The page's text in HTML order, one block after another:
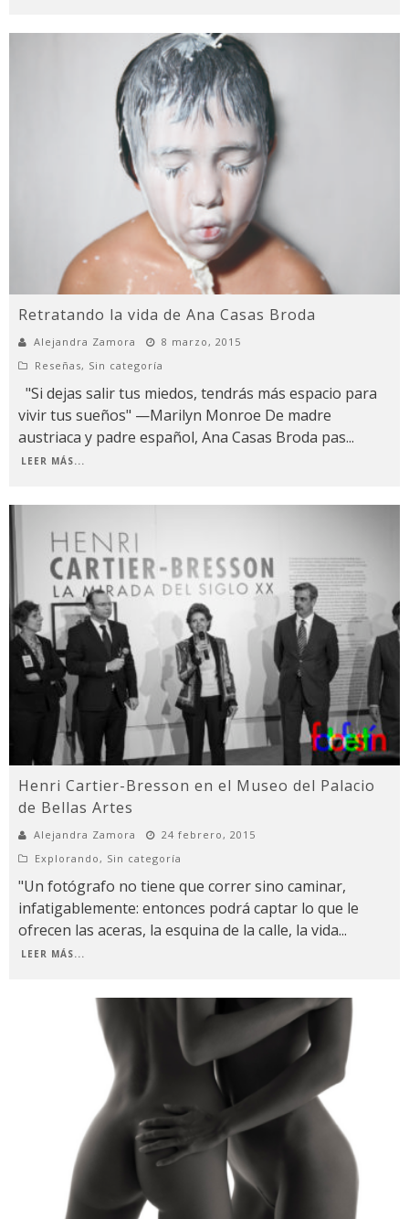
Retratando la vida de Ana Casas Broda
Alejandra Zamora
8 marzo, 2015
Reseñas, Sin categoría
"Si dejas salir tus miedos, tendrás más espacio para
vivir tus sueños" —Marilyn Monroe De madre
austriaca y padre español, Ana Casas Broda pas...
LEER MÁS...
Henri Cartier-Bresson en el Museo del Palacio
de Bellas Artes
Alejandra Zamora
24 febrero, 2015
Explorando , Sin categoría
"Un fotógrafo no tiene que correr sino caminar,
infatigablemente: entonces podrá captar lo que le
ofrecen las aceras, la esquina de la calle, la vida...
LEER MÁS...